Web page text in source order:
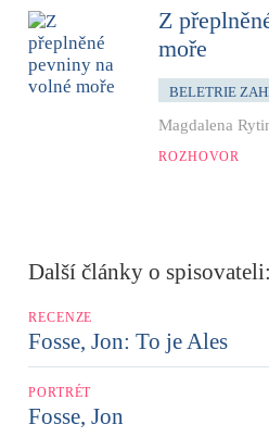
Z
moře
BELETRIE
Magdalena
ROZHOVOR
Další články o spisovateli:
RECENZE
Fosse, Jon: To je Ales
PORTRÉT
Fosse, Jon